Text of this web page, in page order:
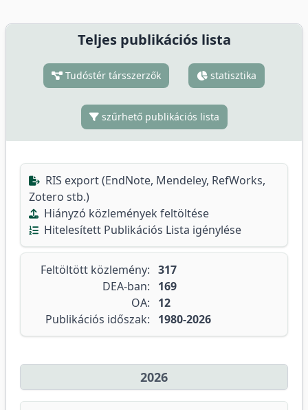
Teljes publikációs lista
Tudóstér társszerzők statisztika
szűrhető publikációs lista
RIS export (EndNote, Mendeley, RefWorks,
Zotero stb.)
Hiányzó közlemények feltöltése
Hitelesített Publikációs Lista igénylése
Feltöltött közlemény: 317
DEA-ban:
169
OA:
12
Publikációs időszak:
1980-2026
2026